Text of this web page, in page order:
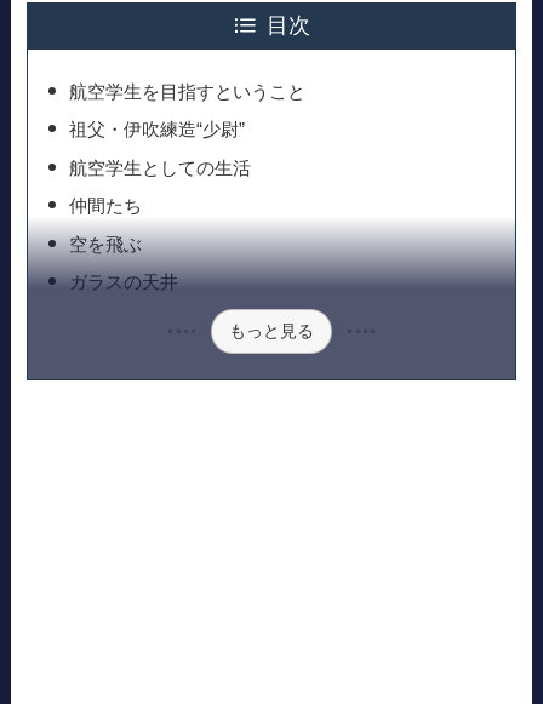
目次
航空学生を目指すということ
祖父・伊吹練造“少尉”
航空学生としての生活
仲間たち
空を飛ぶ
ガラスの天井
もっと見る